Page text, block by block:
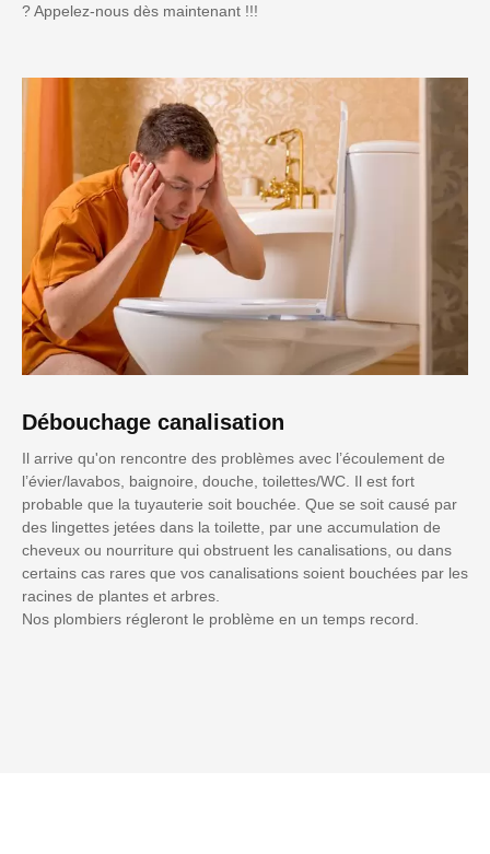
? Appelez-nous dès maintenant !!!
Débouchage canalisation
Il arrive qu'on rencontre des problèmes avec l’écoulement de
l’évier/lavabos, baignoire, douche, toilettes/WC. Il est fort
probable que la tuyauterie soit bouchée. Que se soit causé par
des lingettes jetées dans la toilette, par une accumulation de
cheveux ou nourriture qui obstruent les canalisations, ou dans
certains cas rares que vos canalisations soient bouchées par les
racines de plantes et arbres.
Nos plombiers régleront le problème en un temps record.